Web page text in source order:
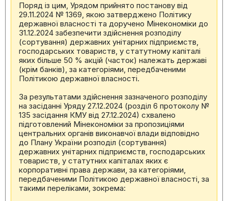
Поряд із цим, Урядом прийнято постанову від
29.11.2024 № 1369, якою затверджено Політику
державної власності та доручено Мінекономіки до
31.12.2024 забезпечити здійснення розподілу
(сортування) державних унітарних підприємств,
господарських товариств, у статутному капіталі
яких більше 50 % акцій (часток) належать державі
(крім банків), за категоріями, передбаченими
Політикою державної власності.
За результатами здійснення зазначеного розподілу
на засіданні Уряду 27.12.2024 (розділ 6 протоколу №
135 засідання КМУ від 27.12.2024) схвалено
підготовлений Мінекономіки за пропозиціями
центральних органів виконавчої влади відповідно
до Плану України розподіл (сортування)
державних унітарних підприємств, господарських
товариств, у статутних капіталах яких є
корпоративні права держави, за категоріями,
передбаченими Політикою державної власності, за
такими переліками, зокрема: